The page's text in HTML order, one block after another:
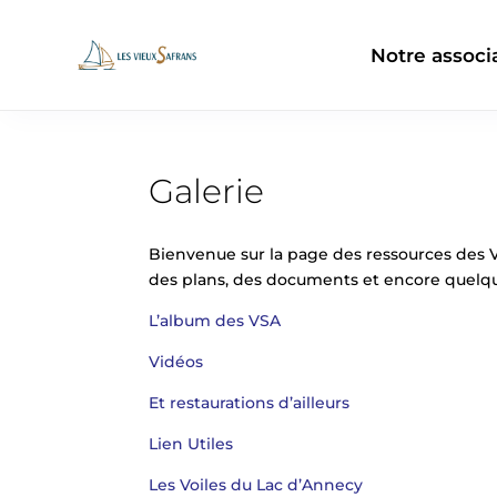
Notre
Galerie
Bienvenue sur la page des ressources des
des plans, des documents et encore
L’album des VSA
Vidéos
Et restaurations d’ailleurs
Lien Utiles
Les Voiles du Lac d’Annecy